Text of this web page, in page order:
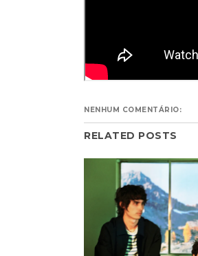
NENHUM COMENTÁRIO:
RELATED POSTS